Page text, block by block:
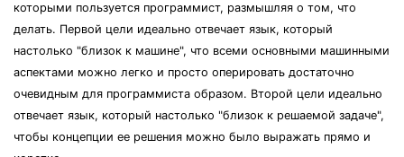
которыми пользуется программист, размышляя о том, что
делать. Первой цели идеально отвечает язык, который
настолько "близок к машине", что всеми основными машинными
аспектами можно легко и просто оперировать достаточно
очевидным для программиста образом. Второй цели идеально
отвечает язык, который настолько "близок к решаемой задаче",
чтобы концепции ее решения можно было выражать прямо и